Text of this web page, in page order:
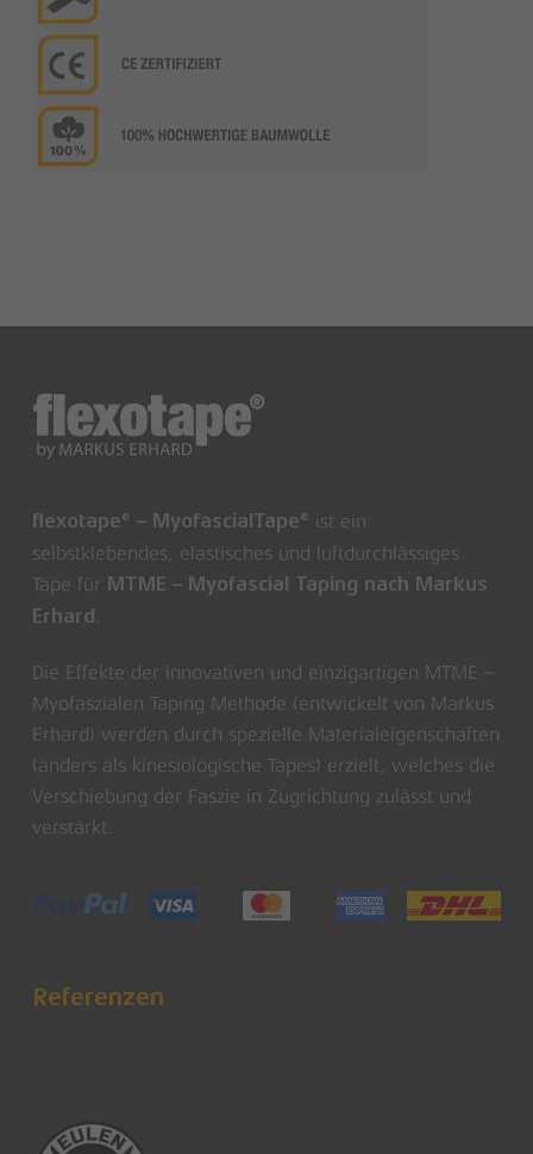
flexotape® – MyofascialTape®
ist ein
selbstklebendes, elastisches und luftdurchlässiges
Tape für
MTME – Myofascial Taping nach Markus
Erhard .
Die Effekte der innovativen und einzigartigen MTME –
Myofaszialen Taping Methode (entwickelt von Markus
Erhard) werden durch spezielle Materialeigenschaften
(anders als kinesiologische Tapes) erzielt, welches die
Verschiebung der Faszie in Zugrichtung zulässt und
verstärkt.
Referenzen